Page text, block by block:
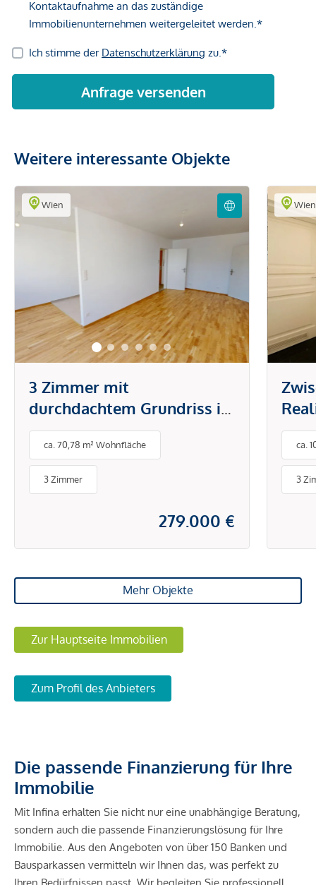
Weitere interessante Objekte
Wien
3 Zimmer mit
durchdachtem Grundriss in
attraktiver Lage - stilvoll
wohnen und sofort
bezugsfertig
ca. 70,78 m² Wohnfläche
3 Zimmer
279.000 €
Wien
ca.
3
Mehr Objekte
Zur Hauptseite Immobilien
Zum Profil des Anbieters
Die passende Finanzierung für Ihre
Immobilie
Mit Infina erhalten Sie nicht nur eine unabhängige Beratung,
sondern auch die passende Finanzierungslösung für Ihre
Immobilie. Aus den Angeboten von über 150 Banken und
Bausparkassen vermitteln wir Ihnen das, was perfekt zu